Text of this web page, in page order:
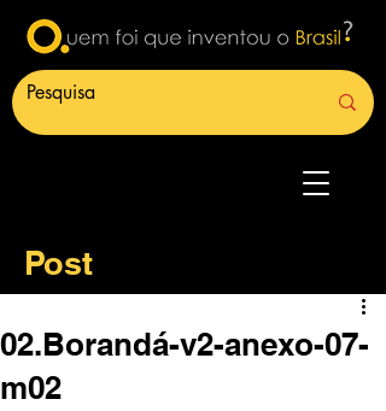
Post
02.Borandá-v2-anexo-07-
m02